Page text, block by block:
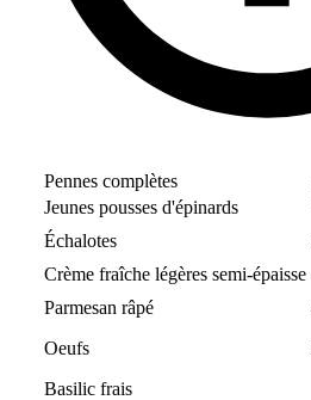
Pennes complètes
Jeunes pousses d'épinards
Échalotes
Crème fraîche légères semi-épaisse
Parmesan râpé
Oeufs
Basilic frais